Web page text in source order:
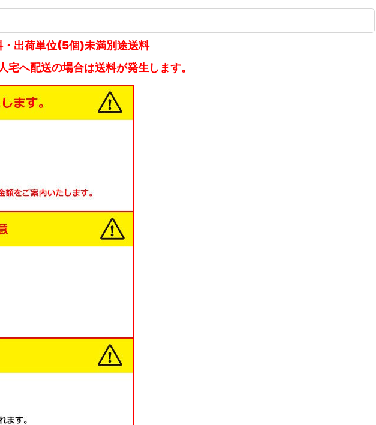
出荷単位(5個)未満別途送料
へ配送の場合は送料が発生します。